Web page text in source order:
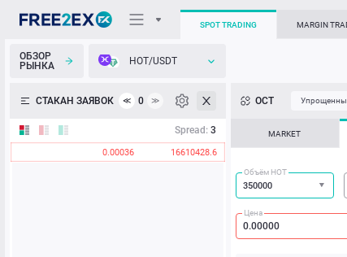
Heatmap
База знаний
SPOT TRADING MARGIN
ОБЗОР
РЫНКА
HOT/USDT
СТАКАН ЗАЯВОК ≪ 0 ≫
Spread: 3
0.00036 16610428.6
ОСТ
MARKET
Объём HOT
Цена